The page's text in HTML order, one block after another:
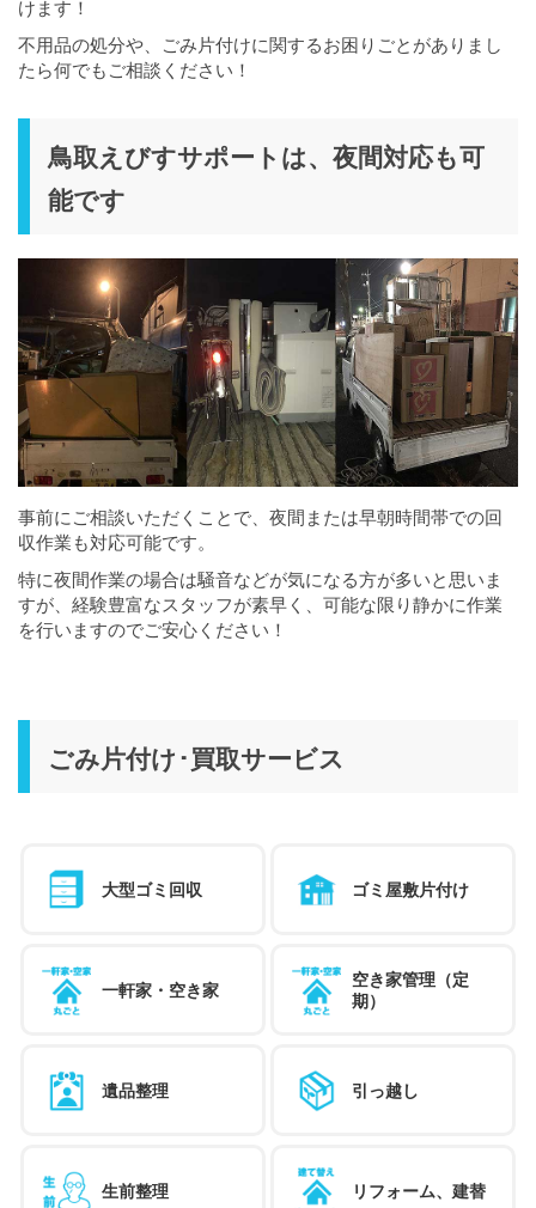
けます！
不用品の処分や、ごみ片付けに関するお困りごとがありまし
たら何でもご相談ください！
鳥取えびすサポートは、夜間対応も可
能です
事前にご相談いただくことで、夜間または早朝時間帯での回
収作業も対応可能です。
特に夜間作業の場合は騒音などが気になる方が多いと思いま
すが、経験豊富なスタッフが素早く、可能な限り静かに作業
を行いますのでご安心ください！
ごみ片付け･買取サービス
大型ゴミ回収 ゴミ屋敷片付け
一軒家・空き家
空き家管理（定
期）
遺品整理 引っ越し
生前整理 リフォーム、建替